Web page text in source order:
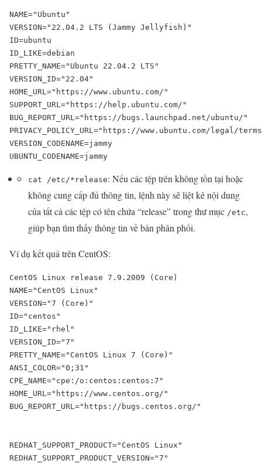
NAME="Ubuntu"
VERSION="22.04.2 LTS (Jammy Jellyfish)"
ID=ubuntu
ID_LIKE=debian
PRETTY_NAME="Ubuntu 22.04.2 LTS"
VERSION_ID="22.04"
HOME_URL="https://www.ubuntu.com/"
SUPPORT_URL="https://help.ubuntu.com/"
BUG_REPORT_URL="https://bugs.launchpad.net/ubuntu/"
PRIVACY_POLICY_URL="https://www.ubuntu.com/legal/
VERSION_CODENAME=jammy
UBUNTU_CODENAME=jammy
cat /etc/*release: Nếu các tệp trên không tồn tại hoặc
không cung cấp đủ thông tin, lệnh này sẽ liệt kê nội dung
của tất cả các tệp có tên chứa “release” trong thư mục /etc,
giúp bạn tìm thấy thông tin về bản phân phối.
Ví dụ kết quả trên CentOS:
CentOS Linux release 7.9.2009 (Core)
NAME="CentOS Linux"
VERSION="7 (Core)"
ID="centos"
ID_LIKE="rhel"
VERSION_ID="7"
PRETTY_NAME="CentOS Linux 7 (Core)"
ANSI_COLOR="0;31"
CPE_NAME="cpe:/o:centos:centos:7"
HOME_URL="https://www.centos.org/"
BUG_REPORT_URL="https://bugs.centos.org/"
REDHAT_SUPPORT_PRODUCT="CentOS Linux"
REDHAT_SUPPORT_PRODUCT_VERSION="7"